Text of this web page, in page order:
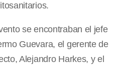
se encontraban el jefe
Guevara, el gerente de
Alejandro Harkes, y el